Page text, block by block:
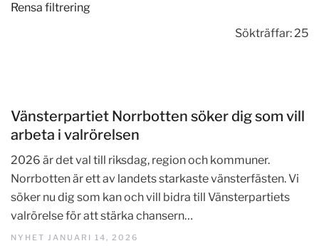
Rensa filtrering
Sökträffar: 25
Vänsterpartiet Norrbotten söker dig som vill
arbeta i valrörelsen
2026 är det val till riksdag, region och kommuner.
Norrbotten är ett av landets starkaste vänsterfästen. Vi
söker nu dig som kan och vill bidra till Vänsterpartiets
valrörelse för att stärka chansern…
NYHET JANUARI 14, 2026